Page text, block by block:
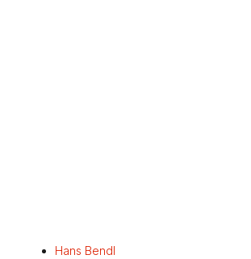
Hans Bendl